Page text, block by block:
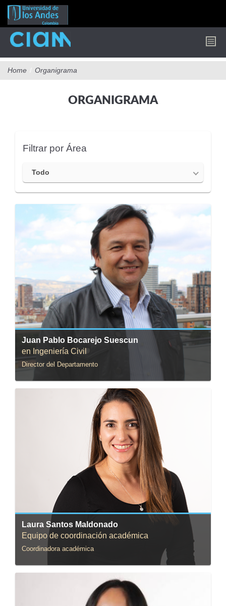
Pasar
contenido
principal
Home / Organigrama
ORGANIGRAMA
Filtrar por Área
Todo
Juan Pablo Bocarejo Suescun
en Ingeniería Civil
Director del Departamento
Correo: jbocarej@uniandes.edu.co
Laura Santos Maldonado
Equipo de coordinación académica
Coordinadora académica
Correo: la-santo@uniandes.edu.co